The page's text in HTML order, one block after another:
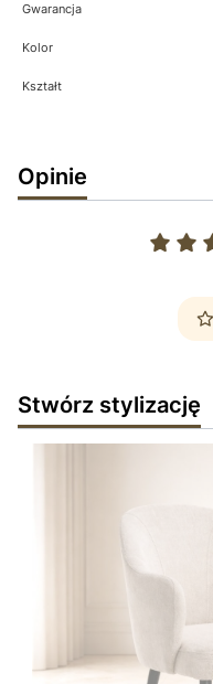
Gwarancja
Kolor
Kształt
Opinie
Stwórz stylizację